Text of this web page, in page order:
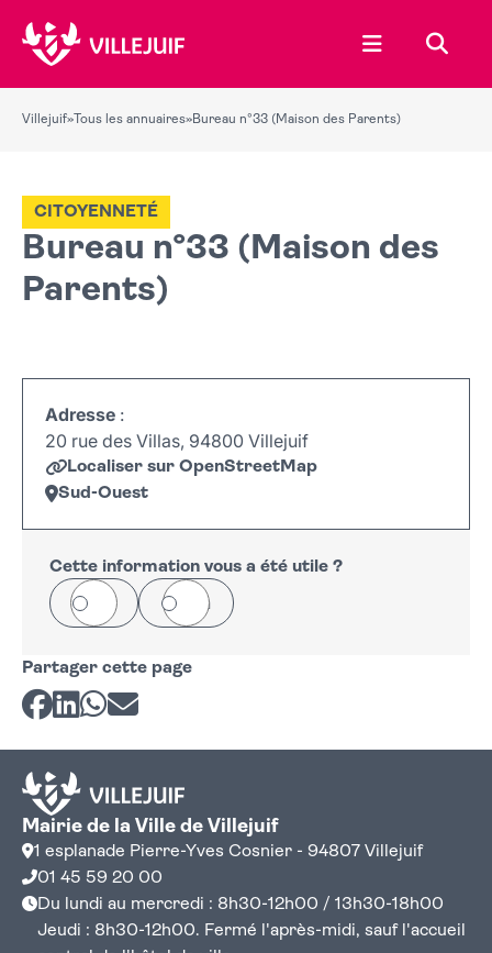
Ouvrir le
Villejuif» Tous les annuaires»Bureau n°33 (Maison des Parents)
Bureau n°33 (Maison des
Parents)
CITOYENNETÉ
Adresse :
20 rue des Villas, 94800 Villejuif
Localiser sur OpenStreetMap
Sud-Ouest
+
−
Cette information vous a été utile ?
Oui Non
Partager cette page
Partager sur Facebook
Partager sur LinkedIn
Partager sur Whatsapp
Partager par courriel
Mairie de la Ville de Villejuif
1 esplanade Pierre-Yves Cosnier - 94807 Villejuif
01 45 59 20 00
Du lundi au mercredi : 8h30-12h00 / 13h30-18h00
Jeudi : 8h30-12h00. Fermé l'après-midi, sauf l'accueil